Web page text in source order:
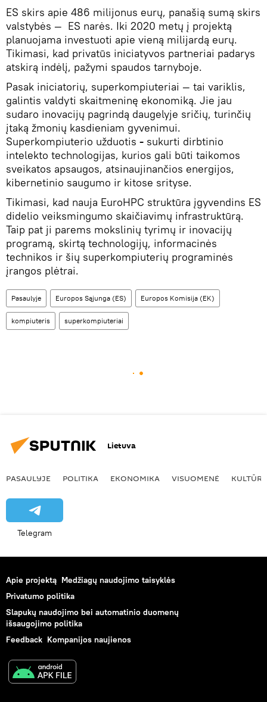
ES skirs apie 486 milijonus eurų, panašią sumą skirs
valstybės — ES narės. Iki 2020 metų į projektą
planuojama investuoti apie vieną milijardą eurų.
Tikimasi, kad privatūs iniciatyvos partneriai padarys
atskirą indėlį, pažymi spaudos tarnyboje.
Pasak iniciatorių, superkompiuteriai — tai variklis,
galintis valdyti skaitmeninę ekonomiką. Jie jau
sudaro inovacijų pagrindą daugelyje sričių, turinčių
įtaką žmonių kasdieniam gyvenimui.
Superkompiuterio užduotis - sukurti dirbtinio
intelekto technologijas, kurios gali būti taikomos
sveikatos apsaugos, atsinaujinančios energijos,
kibernetinio saugumo ir kitose srityse.
Tikimasi, kad nauja EuroHPC struktūra įgyvendins ES
didelio veiksmingumo skaičiavimų infrastruktūrą.
Taip pat ji parems mokslinių tyrimų ir inovacijų
programą, skirtą technologijų, informacinės
technikos ir šių superkompiuterių programinės
įrangos plėtrai.
Pasaulyje Europos Sąjunga (ES) Europos Komisija (EK)
kompiuteris superkompiuteriai
Lietuva
PASAULYJE POLITIKA EKONOMIKA VISUOMENĖ KULTŪRA
Telegram
Apie projektą Medžiagų naudojimo taisyklės
Privatumo politika
Slapukų naudojimo bei automatinio duomenų
išsaugojimo politika
Feedback Kompanijos naujienos